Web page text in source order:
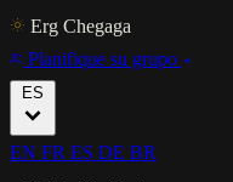
Erg Chegaga
Planifique su grupo
ES
EN FR ES DE BR